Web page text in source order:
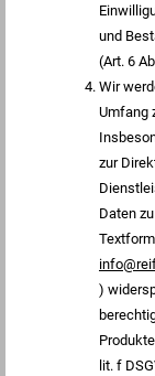
und
(Art. 6
Wir
Umfang
zur
Daten
)
lit. f